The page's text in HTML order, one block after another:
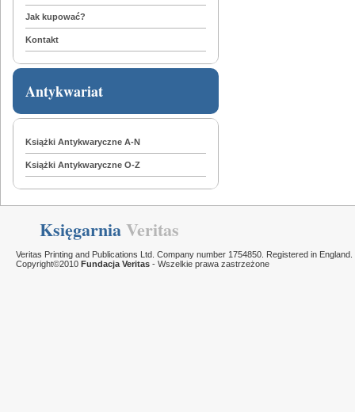
Jak kupować?
Kontakt
Antykwariat
Książki Antykwaryczne A-N
Książki Antykwaryczne O-Z
KsięgarniaVeritas
Veritas Printing and Publications Ltd. Company number 1754850. Registered in England.
Copyright©2010 Fundacja Veritas - Wszelkie prawa zastrzeżone